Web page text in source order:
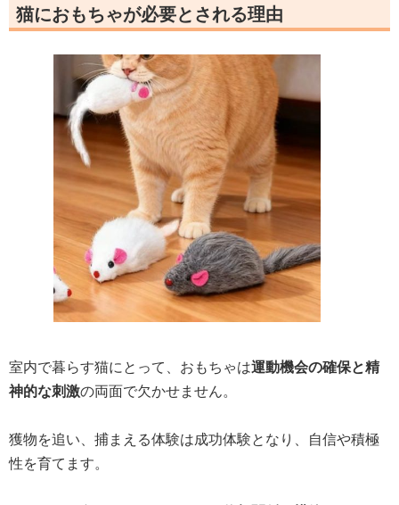
猫におもちゃが必要とされる理由
室内で暮らす猫にとって、おもちゃは運動機会の確保と精
神的な刺激の両面で欠かせません。
獲物を追い、捕まえる体験は成功体験となり、自信や積極
性を育てます。